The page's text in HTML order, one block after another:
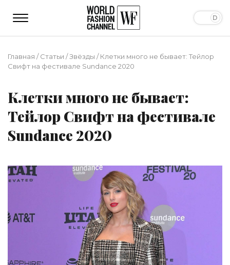
Главная /Статьи /Звёзды /Клетки много не бывает: Тейлор
Свифт на фестивале Sundance 2020
Клетки много не бывает:
Тейлор Свифт на фестивале
Sundance 2020